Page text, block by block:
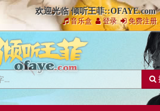
欢迎光临 倾听王菲::OFAYE.com
音乐盒 登录 免费注册